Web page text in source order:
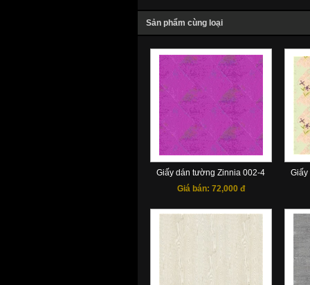
Sản phẩm cùng loại
Giấy dán tường Zinnia 002-4
Giá bán: 72,000 đ